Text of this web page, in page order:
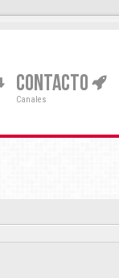
CONTACTO
Canales